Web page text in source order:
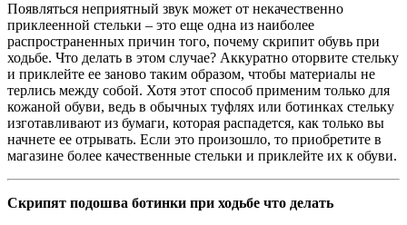
Появляться неприятный звук может от некачественно
приклеенной стельки – это еще одна из наиболее
распространенных причин того, почему скрипит обувь при
ходьбе. Что делать в этом случае? Аккуратно оторвите стельку
и приклейте ее заново таким образом, чтобы материалы не
терлись между собой. Хотя этот способ применим только для
кожаной обуви, ведь в обычных туфлях или ботинках стельку
изготавливают из бумаги, которая распадется, как только вы
начнете ее отрывать. Если это произошло, то приобретите в
магазине более качественные стельки и приклейте их к обуви.
Скрипят подошва ботинки при ходьбе что делать